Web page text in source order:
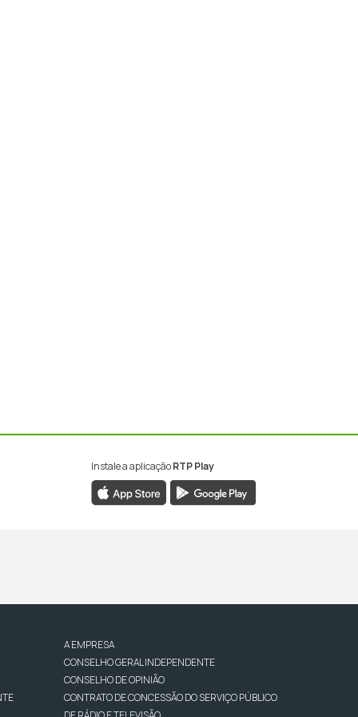
Instale a aplicaçãoRTP Play
A EMPRESA
CONSELHO GERAL INDEPENDENTE
CONSELHO DE OPINIÃO
CONTRATO DE CONCESSÃO DO SERVIÇO PÚBLICO